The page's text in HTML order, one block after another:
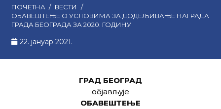
ПОЧЕТНА / ВЕСТИ
/
ОБАВЕШТЕЊЕ О УСЛОВИМА ЗА ДОДЕЉИВАЊЕ НАГРАДА
ГРАДА БЕОГРАДА ЗА 2020. ГОДИНУ
22. јануар 2021.
ГРАД БЕОГРАД
објављује
ОБАВЕШТЕЊЕ